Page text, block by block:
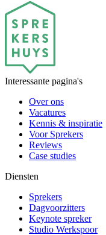
Interessante pagina's
Over ons
Vacatures
Kennis & inspiratie
Voor Sprekers
Reviews
Case studies
Diensten
Sprekers
Dagvoorzitters
Keynote spreker
Studio Werkspoor